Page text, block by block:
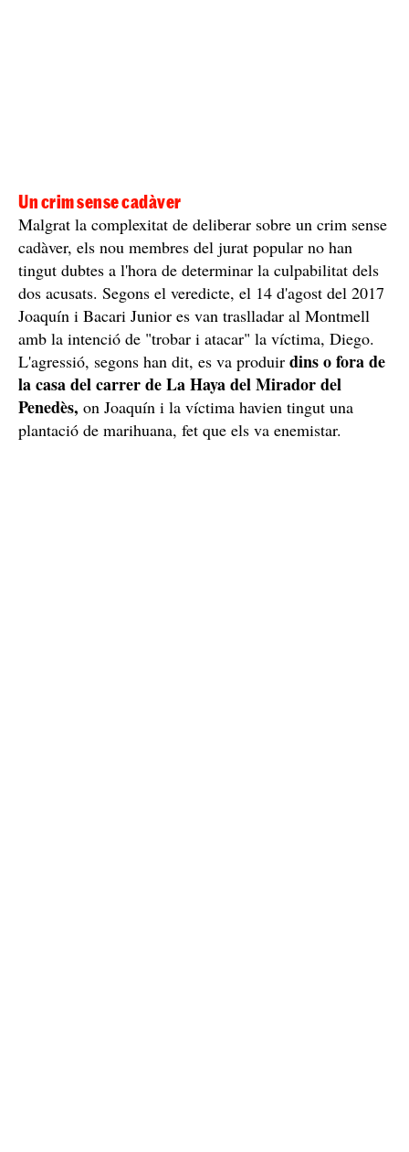
Un crim sense cadàver
Malgrat la complexitat de deliberar sobre un crim sense
cadàver, els nou membres del jurat popular no han
tingut dubtes a l'hora de determinar la culpabilitat dels
dos acusats. Segons el veredicte, el 14 d'agost del 2017
Joaquín i Bacari Junior es van traslladar al Montmell
amb la intenció de "trobar i atacar" la víctima, Diego.
L'agressió, segons han dit, es va produir dins o fora de
la casa del carrer de La Haya del Mirador del
Penedès, on Joaquín i la víctima havien tingut una
plantació de marihuana, fet que els va enemistar.